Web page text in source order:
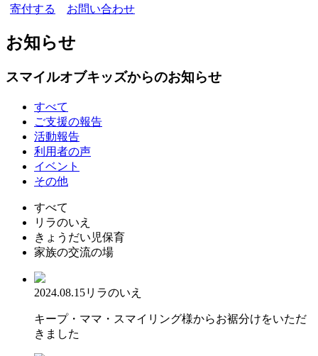
寄付する お問い合わせ
お知らせ
スマイルオブキッズからのお知らせ
すべて
ご支援の報告
活動報告
利用者の声
イベント
その他
すべて
リラのいえ
きょうだい児保育
家族の交流の場
2024.08.15リラのいえ
キープ・ママ・スマイリング様からお裾分けをいただ
きました